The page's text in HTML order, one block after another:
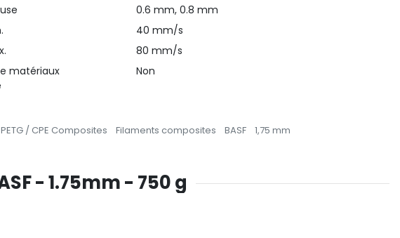
0.6 mm, 0.8 mm
40 mm/s
80 mm/s
matériaux
Non
PETG / CPE Composites Filaments composites BASF 1,75 mm
- 1.75mm - 750 g